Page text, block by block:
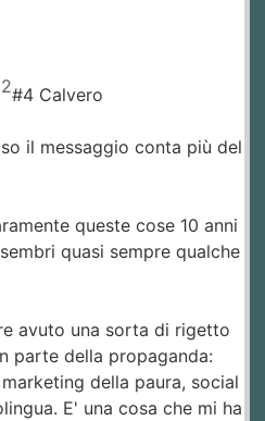
#4 Calvero
il messaggio conta più del
queste cose 10 anni
quasi sempre qualche
avuto una sorta di rigetto
parte della propaganda:
della paura, social
E' una cosa che mi ha